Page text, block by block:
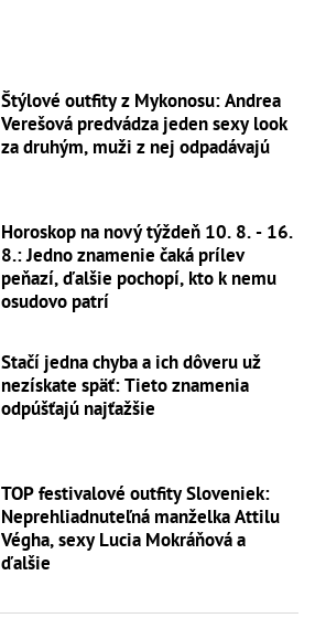
Štýlové outfity z Mykonosu: Andrea
Verešová predvádza jeden sexy look
za druhým, muži z nej odpadávajú
Horoskop na nový týždeň 10. 8. - 16.
8.: Jedno znamenie čaká prílev
peňazí, ďalšie pochopí, kto k nemu
osudovo patrí
Stačí jedna chyba a ich dôveru už
nezískate späť: Tieto znamenia
odpúšťajú najťažšie
TOP festivalové outfity Sloveniek:
Neprehliadnuteľná manželka Attilu
Végha, sexy Lucia Mokráňová a
ďalšie